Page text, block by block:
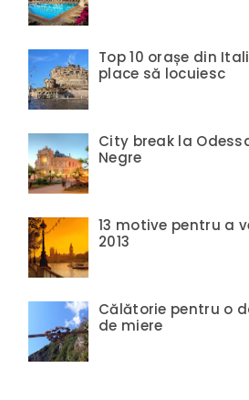
Top 10 orașe din
place să locuiesc
City break la
Negre
13 motive pentru a
2013
Călătorie pentru o
de miere